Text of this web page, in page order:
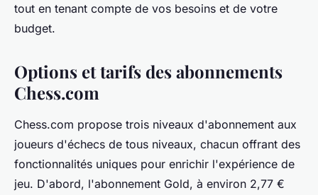
tout en tenant compte de vos besoins et de votre
budget.
Options et tarifs des abonnements
Chess.com
Chess.com propose trois niveaux d'abonnement aux
joueurs d'échecs de tous niveaux, chacun offrant des
fonctionnalités uniques pour enrichir l'expérience de
jeu. D'abord, l'abonnement Gold, à environ 2,77 €